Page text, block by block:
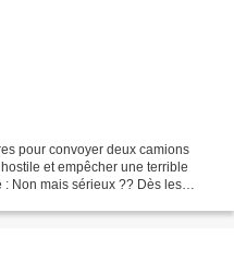
pour convoyer deux camions
et empêcher une terrible
Non mais sérieux ?? Dès les